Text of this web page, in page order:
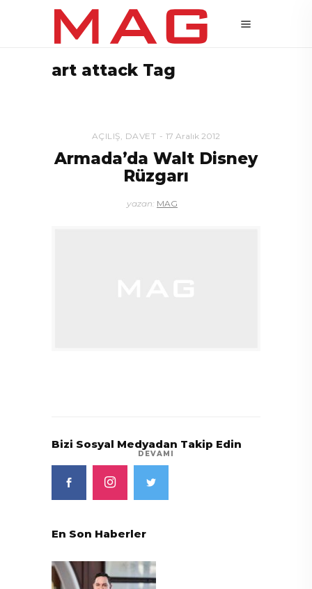
art attack Tag
AÇILIŞ, DAVET 17 Aralık 2012
Armada’da Walt Disney
Rüzgarı
yazan: MAG
DEVAMI
Bizi Sosyal Medyadan Takip Edin
En Son Haberler